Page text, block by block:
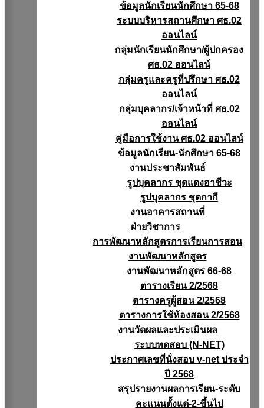
ข้อมูลนักเรียนนักศึกษา 65-68
ระบบบริหารสถานศึกษา ศธ.02
ออนไลน์
กลุ่มนักเรียนนักศึกษา/ผู้ปกครอง
ศธ.02 ออนไลน์
กลุ่มครูและครูที่ปรึกษา ศธ.02
ออนไลน์
กลุ่มบุคลากร/เจ้าหน้าที่ ศธ.02
ออนไลน์
คู่มือการใช้งาน ศธ.02 ออนไลน์
ข้อมูลนักเรียน-นักศึกษา 65-68
งานประชาสัมพันธ์
รูปบุคลากร ชุดแดงอาชีวะ
รูปบุคลากร ชุดกากี
งานอาคารสถานที่
ฝ่ายวิชาการ
การพัฒนาหลักสูตรการเรียนการสอน
งานพัฒนาหลักสูตร
งานพัฒนาหลักสูตร 66-68
ตารางเรียน 2/2568
ตารางครูผู้สอน 2/2568
ตารางการใช้ห้องสอน 2/2568
งานวัดผลเเละประเมินผล
ระบบทดสอบ (N-NET)
ประกาศเลขที่นั่งสอบ v-net ประจำ
ปี 2568
สรุปรายงานผลการเรียน-ระดับ
คะแนนตั้งแต่-2-ขึ้นไป